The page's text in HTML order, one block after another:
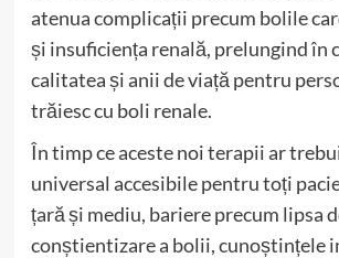
atenua complicații precum bolile
și insuficiența renală, prelungind în
calitatea și anii de viață pentru
trăiesc cu boli renale.
În timp ce aceste noi terapii ar
universal accesibile pentru toți
țară și mediu, bariere precum lipsa
conștientizare a bolii, cunoștințele